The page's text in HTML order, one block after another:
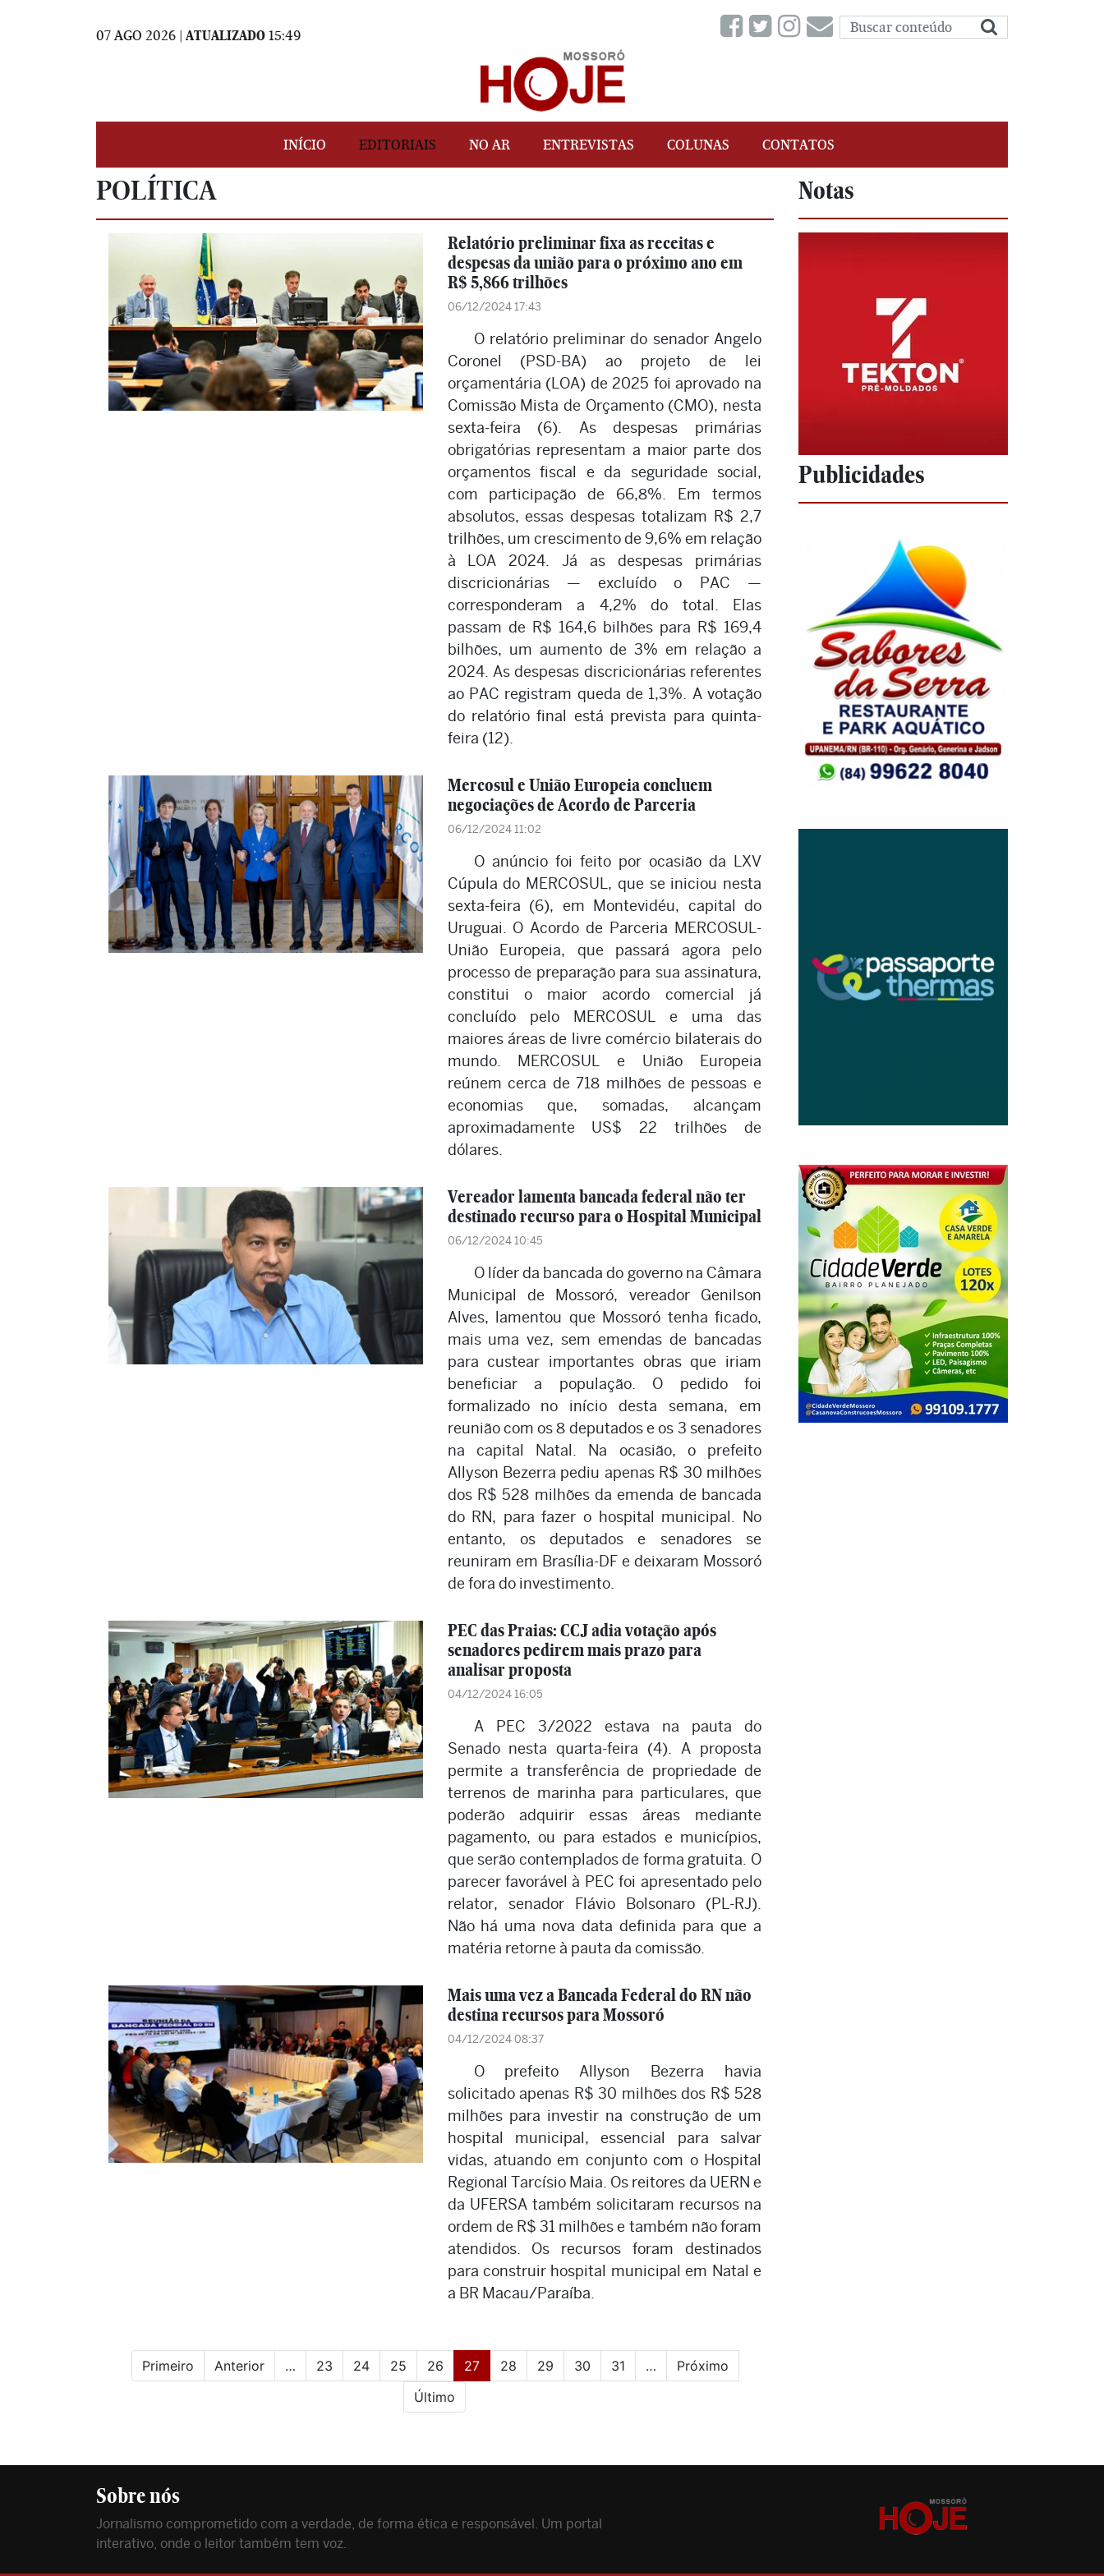
07 AGO 2026 | ATUALIZADO 15:49
INÍCIO EDITORIAIS NO AR ENTREVISTAS COLUNAS CONTATOS
POLÍTICA
Relatório preliminar fixa as receitas e
despesas da união para o próximo ano em
R$ 5,866 trilhões
06/12/2024 17:43
O relatório preliminar do senador Angelo
Coronel (PSD-BA) ao projeto de lei
orçamentária (LOA) de 2025 foi aprovado na
Comissão Mista de Orçamento (CMO), nesta
sexta-feira (6). As despesas primárias
obrigatórias representam a maior parte dos
orçamentos fiscal e da seguridade social,
com participação de 66,8%. Em termos
absolutos, essas despesas totalizam R$ 2,7
trilhões, um crescimento de 9,6% em relação
à LOA 2024. Já as despesas primárias
discricionárias — excluído o PAC —
corresponderam a 4,2% do total. Elas
passam de R$ 164,6 bilhões para R$ 169,4
bilhões, um aumento de 3% em relação a
2024. As despesas discricionárias referentes
ao PAC registram queda de 1,3%. A votação
do relatório final está prevista para quinta-
feira (12).
Mercosul e União Europeia concluem
negociações de Acordo de Parceria
06/12/2024 11:02
O anúncio foi feito por ocasião da LXV
Cúpula do MERCOSUL, que se iniciou nesta
sexta-feira (6), em Montevidéu, capital do
Uruguai. O Acordo de Parceria MERCOSUL-
União Europeia, que passará agora pelo
processo de preparação para sua assinatura,
constitui o maior acordo comercial já
concluído pelo MERCOSUL e uma das
maiores áreas de livre comércio bilaterais do
mundo. MERCOSUL e União Europeia
reúnem cerca de 718 milhões de pessoas e
economias que, somadas, alcançam
aproximadamente US$ 22 trilhões de
dólares.
Vereador lamenta bancada federal não ter
destinado recurso para o Hospital Municipal
06/12/2024 10:45
O líder da bancada do governo na Câmara
Municipal de Mossoró, vereador Genilson
Alves, lamentou que Mossoró tenha ficado,
mais uma vez, sem emendas de bancadas
para custear importantes obras que iriam
beneficiar a população. O pedido foi
formalizado no início desta semana, em
reunião com os 8 deputados e os 3 senadores
na capital Natal. Na ocasião, o prefeito
Allyson Bezerra pediu apenas R$ 30 milhões
dos R$ 528 milhões da emenda de bancada
do RN, para fazer o hospital municipal. No
entanto, os deputados e senadores se
reuniram em Brasília-DF e deixaram Mossoró
de fora do investimento.
PEC das Praias: CCJ adia votação após
senadores pedirem mais prazo para
analisar proposta
04/12/2024 16:05
A PEC 3/2022 estava na pauta do
Senado nesta quarta-feira (4). A proposta
permite a transferência de propriedade de
terrenos de marinha para particulares, que
poderão adquirir essas áreas mediante
pagamento, ou para estados e municípios,
que serão contemplados de forma gratuita. O
parecer favorável à PEC foi apresentado pelo
relator, senador Flávio Bolsonaro (PL-RJ).
Não há uma nova data definida para que a
matéria retorne à pauta da comissão.
Mais uma vez a Bancada Federal do RN não
destina recursos para Mossoró
04/12/2024 08:37
O prefeito Allyson Bezerra havia
solicitado apenas R$ 30 milhões dos R$ 528
milhões para investir na construção de um
hospital municipal, essencial para salvar
vidas, atuando em conjunto com o Hospital
Regional Tarcísio Maia. Os reitores da UERN e
da UFERSA também solicitaram recursos na
ordem de R$ 31 milhões e também não foram
atendidos. Os recursos foram destinados
para construir hospital municipal em Natal e
a BR Macau/Paraíba.
Primeiro Anterior … 23 24 25 26 27(current)
28 29 30 31 …
Próximo
Último
Notas
Publicidades
Sobre nós
Jornalismo comprometido com a verdade, de forma ética e responsável. Um portal
interativo, onde o leitor também tem voz.